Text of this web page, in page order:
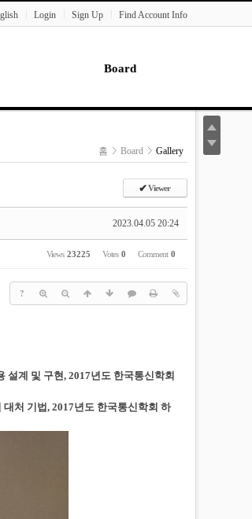
Login Sign Up Find Account Info
Board
Paper Readings
홈 Board Gallery
✔ Viewer
2023.04.05 20:24
Views 23225 Votes 0 Comment 0
?
설계 및 구현, 2017년도 한국통신학회
처 기법, 2017년도 한국통신학회 하